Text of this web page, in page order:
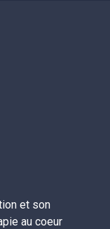
et son
au coeur